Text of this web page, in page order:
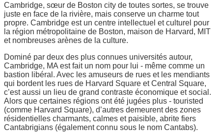
Cambridge, sœur de Boston city de toutes sortes, se trouve
juste en face de la rivière, mais conserve un charme tout
propre. Cambridge est un centre intellectuel et culturel pour
la région métropolitaine de Boston, maison de Harvard, MIT
et nombreuses arènes de la culture.
Dominé par deux des plus connues universités autour,
Cambridge, MA est fait un nom pour lui - même comme un
bastion libéral. Avec les amuseurs de rues et les mendiants
qui bordent les rues de Harvard Square et Central Square,
c’est aussi un lieu de grand contraste économique et social.
Alors que certaines régions ont été jugées plus - touristed
(comme Harvard Square), d’autres demeurent des zones
résidentielles charmants, calmes et paisible, abrite fiers
Cantabrigians (également connu sous le nom Cantabs).